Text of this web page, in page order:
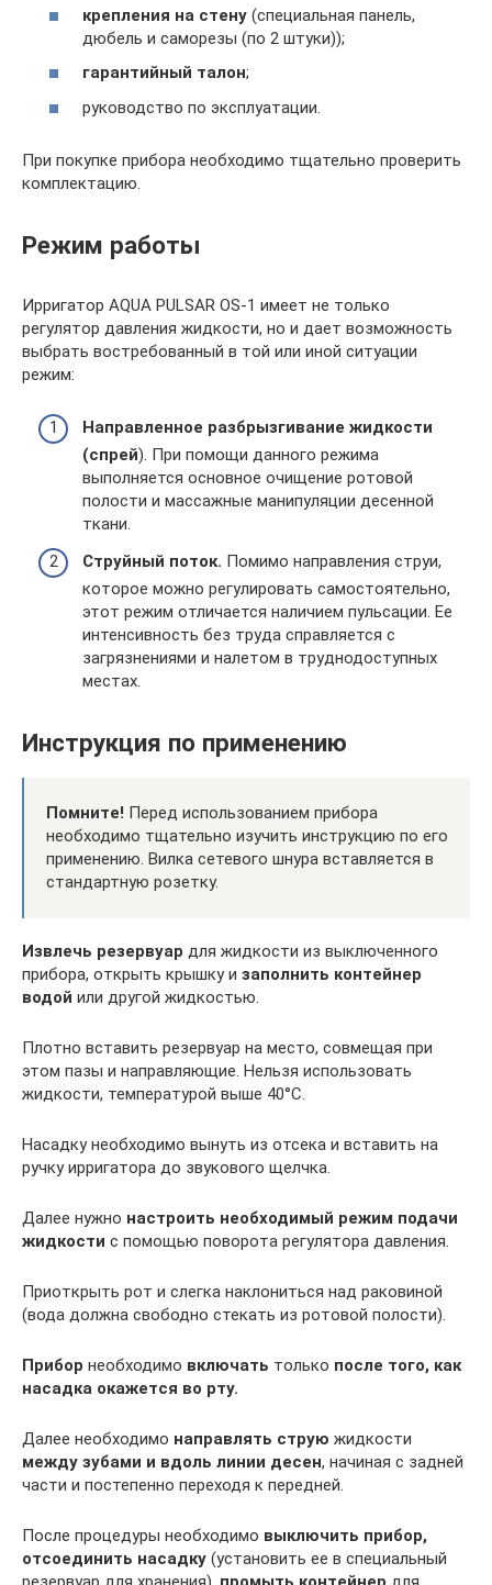
крепления на стену (специальная панель,
дюбель и саморезы (по 2 штуки));
гарантийный талон;
руководство по эксплуатации.
При покупке прибора необходимо тщательно проверить
комплектацию.
Режим работы
Ирригатор AQUA PULSAR OS-1 имеет не только
регулятор давления жидкости, но и дает возможность
выбрать востребованный в той или иной ситуации
режим:
Направленное разбрызгивание жидкости
(спрей). При помощи данного режима
выполняется основное очищение ротовой
полости и массажные манипуляции десенной
ткани.
Струйный поток. Помимо направления струи,
которое можно регулировать самостоятельно,
этот режим отличается наличием пульсации. Ее
интенсивность без труда справляется с
загрязнениями и налетом в труднодоступных
местах.
Инструкция по применению
Помните! Перед использованием прибора
необходимо тщательно изучить инструкцию по его
применению. Вилка сетевого шнура вставляется в
стандартную розетку.
Извлечь резервуар для жидкости из выключенного
прибора, открыть крышку и заполнить контейнер
водой или другой жидкостью.
Плотно вставить резервуар на место, совмещая при
этом пазы и направляющие. Нельзя использовать
жидкости, температурой выше 40°С.
Насадку необходимо вынуть из отсека и вставить на
ручку ирригатора до звукового щелчка.
Далее нужно настроить необходимый режим подачи
жидкости с помощью поворота регулятора давления.
Приоткрыть рот и слегка наклониться над раковиной
(вода должна свободно стекать из ротовой полости).
Прибор необходимо включать только после того, как
насадка окажется во рту.
Далее необходимо направлять струю жидкости
между зубами и вдоль линии десен, начиная с задней
части и постепенно переходя к передней.
После процедуры необходимо выключить прибор,
отсоединить насадку (установить ее в специальный